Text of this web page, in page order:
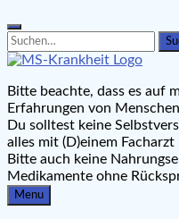
Search
for:
Search
MS-Krankheit.de
Leben mit Multipler
Bitte beachte, dass es auf
Erfahrungen von
Du solltest keine
alles mit (D)einem Facharzt
Bitte auch keine
Medikamente ohne
Menu